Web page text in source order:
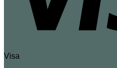
Visa